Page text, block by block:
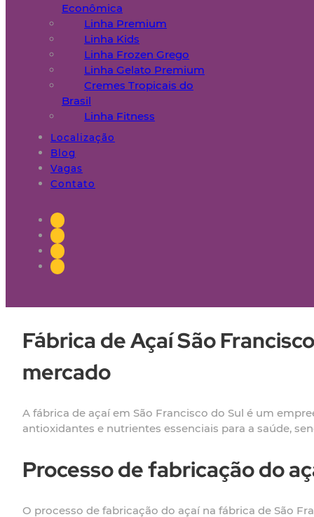
Econômica
Linha Premium
Linha Kids
Linha Frozen Grego
Linha Gelato Premium
Cremes Tropicais do
Brasil
Linha Fitness
Localização
Blog
Vagas
Contato
Fábrica de Açaí São
mercado
A fábrica de açaí em São Francisco do Sul é um
antioxidantes e nutrientes essenciais para a saúde,
Processo de fabricação do
O processo de fabricação do açaí na fábrica de São